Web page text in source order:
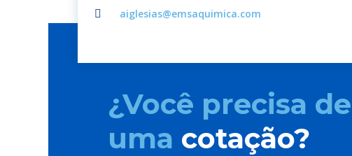
aiglesias@emsaquimica.com
¿Você precisa de
uma cotação?